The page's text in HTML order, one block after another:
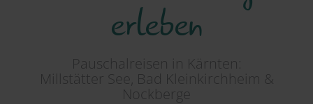
Inspirieren
erleben
Pauschalreisen in Kärnten:
Millstätter See, Bad Kleinkirchheim &
Nockberge